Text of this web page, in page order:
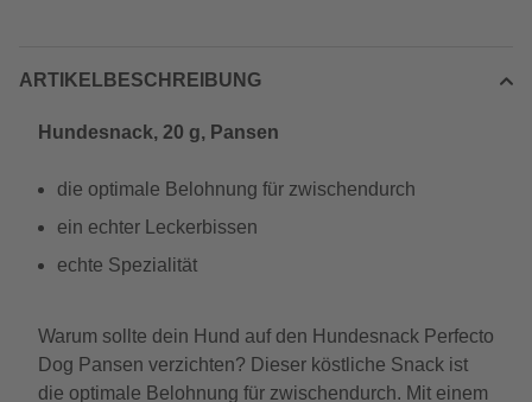
ARTIKELBESCHREIBUNG
Hundesnack, 20 g, Pansen
die optimale Belohnung für zwischendurch
ein echter Leckerbissen
echte Spezialität
Warum sollte dein Hund auf den Hundesnack Perfecto
Dog Pansen verzichten? Dieser köstliche Snack ist
die optimale Belohnung für zwischendurch. Mit einem